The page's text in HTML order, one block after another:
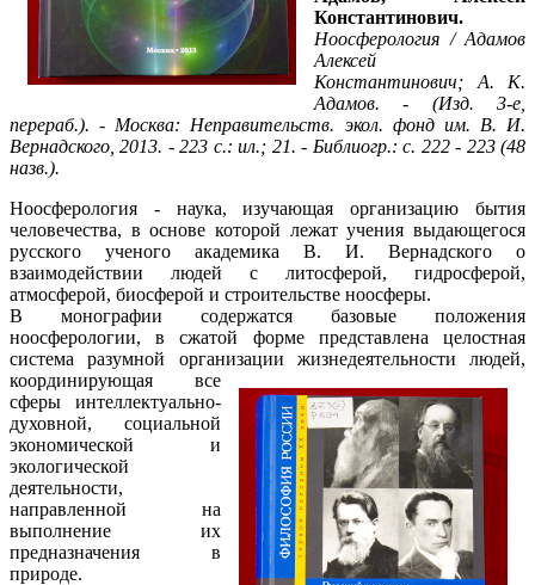
Константинович.
Ноосферология / Адамов
Алексей
Константинович; А. К.
Адамов. - (Изд. 3-е,
перераб.). - Москва: Неправительств. экол. фонд им. В. И.
Вернадского, 2013. - 223 с.: ил.; 21. - Библиогр.: с. 222 - 223 (48
назв.).
Ноосферология - наука, изучающая организацию бытия
человечества, в основе которой лежат учения выдающегося
русского ученого академика В. И. Вернадского о
взаимодействии людей с литосферой, гидросферой,
атмосферой, биосферой и строительстве ноосферы.
В монографии содержатся базовые положения
ноосферологии, в сжатой форме представлена целостная
система разумной организации жизнедеятельности людей,
координирующая все
сферы интеллектуально-
духовной, социальной
экономической и
экологической
деятельности,
направленной на
выполнение их
предназначения в
природе.